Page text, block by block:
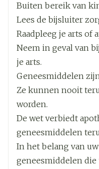
Lengte
Diepte 137
Actieve
Ingrediënten
Behoud
Buiten bereik van
Lees de bijsluiter
Raadpleeg je arts of
Neem in geval van
je arts.
Geneesmiddelen
Ze kunnen nooit
worden.
De wet verbiedt
geneesmiddelen
In het belang van
geneesmiddelen